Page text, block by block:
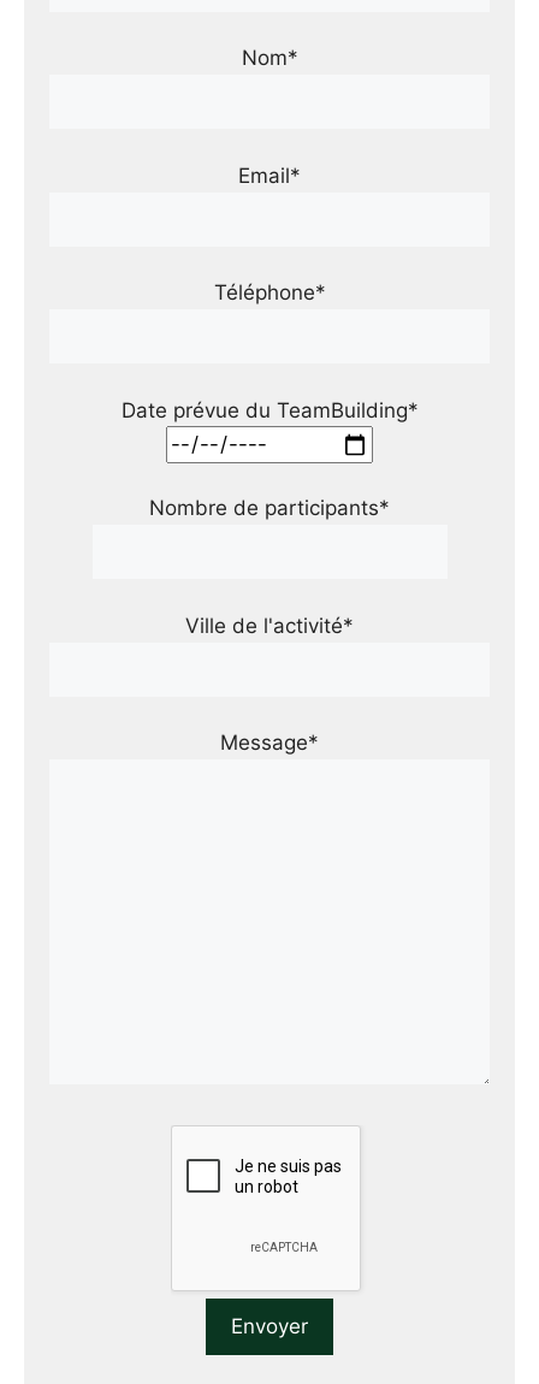
Nom*
Email*
Téléphone*
Date prévue du TeamBuilding*
Nombre de participants*
Ville de l'activité*
Message*